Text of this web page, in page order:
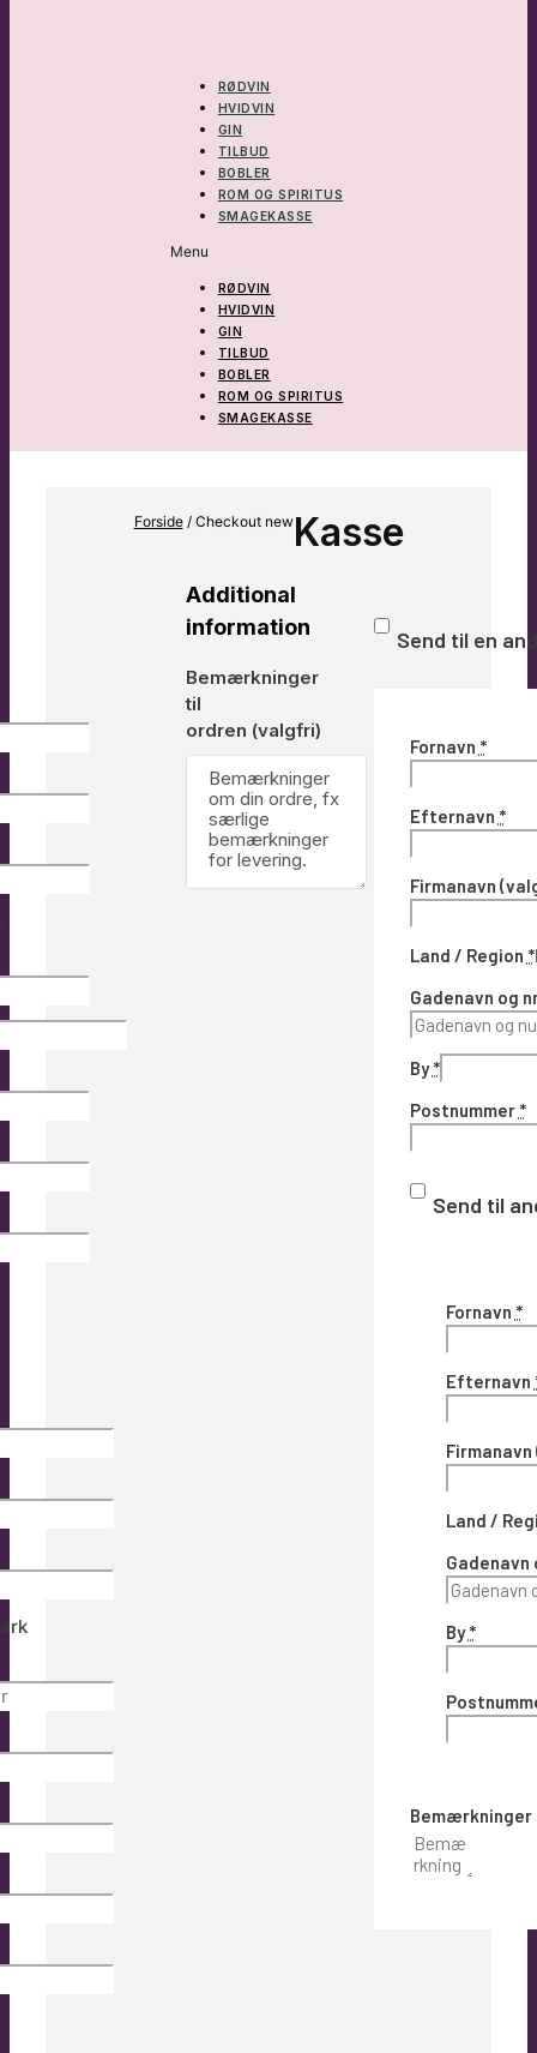
RØDVIN
HVIDVIN
GIN
TILBUD
BOBLER
ROM OG SPIRITUS
SMAGEKASSE
Menu
RØDVIN
HVIDVIN
GIN
TILBUD
BOBLER
ROM OG SPIRITUS
SMAGEKASSE
Forside/ Checkout newKasse
Additional
information
Bemærkninger
til
ordren (valgfri)
Send til en
Fornavn *
Efternavn *
Firmanavn
Land / Region *
Gadenavn og
By*
Postnummer *
Send til
Fornavn *
Efternavn
Firmanavn
Land /
Gadenavn
By*